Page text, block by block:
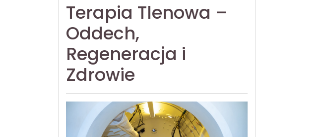
Terapia Tlenowa –
Oddech,
Regeneracja i
Zdrowie